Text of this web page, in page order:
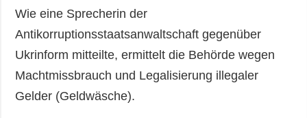
Wie eine Sprecherin der
Antikorruptionsstaatsanwaltschaft gegenüber
Ukrinform mitteilte, ermittelt die Behörde wegen
Machtmissbrauch und Legalisierung illegaler
Gelder (Geldwäsche).